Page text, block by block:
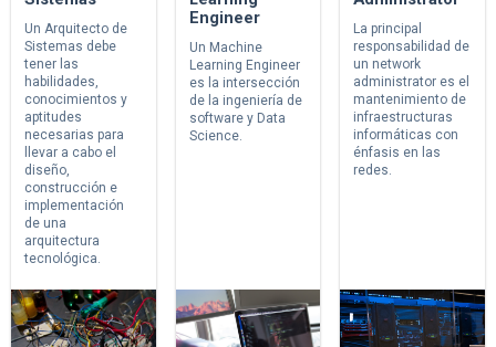
Un Arquitecto de
Sistemas debe
tener las
habilidades,
conocimientos y
aptitudes
necesarias para
llevar a cabo el
diseño,
construcción e
implementación
de una
arquitectura
tecnológica.
Engineer
Un Machine
Learning Engineer
es la intersección
de la ingeniería de
software y Data
Science.
La principal
responsabilidad de
un network
administrator es el
mantenimiento de
infraestructuras
informáticas con
énfasis en las
redes.